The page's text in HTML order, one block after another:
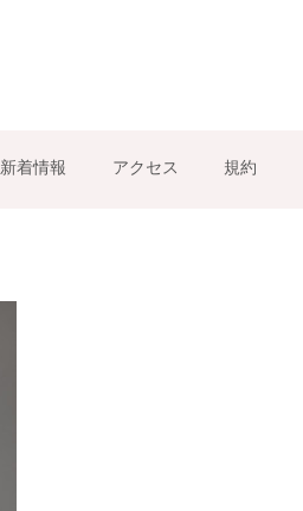
新着情報 アクセス 規約